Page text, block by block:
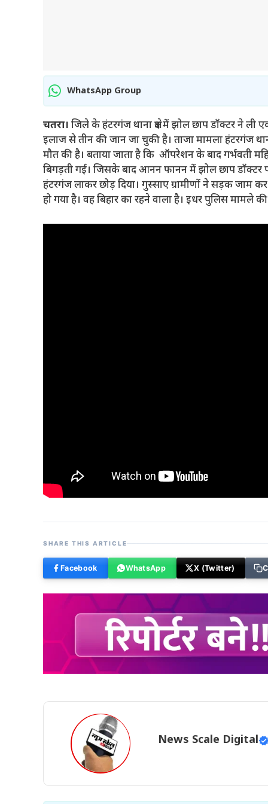
WhatsApp Group
चतरा। जिले के हंटरगंज थाना क्षेत्र में झोल छाप डॉक्टर ने
इलाज से तीन की जान जा चुकी है। ताजा मामला हंटरगंज
मौत की है। बताया जाता है कि ऑपरेशन के बाद गर्भवती
बिगड़ती गई। जिसके बाद आनन फानन में झोल छाप डॉक्टर
हंटरगंज लाकर छोड़ दिया। गुस्साए ग्रामीणों ने सड़क जाम
हो गया है। वह बिहार का रहने वाला है। इधर पुलिस मामले
SHARE THIS ARTICLE
Facebook WhatsApp X (Twitter)
News Scale Digital